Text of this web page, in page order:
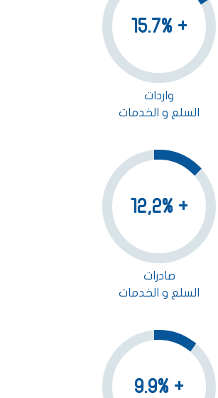
+ 15.7%
واردات
السلع و الخدمات
+ 12,2%
صادرات
السلع و الخدمات
+ 9.9%